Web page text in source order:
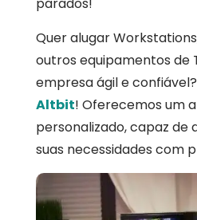
Quer alugar
outros equipamentos de
empresa ágil e
Altbit! Oferecemos um
personalizado, capaz de
suas necessidades com